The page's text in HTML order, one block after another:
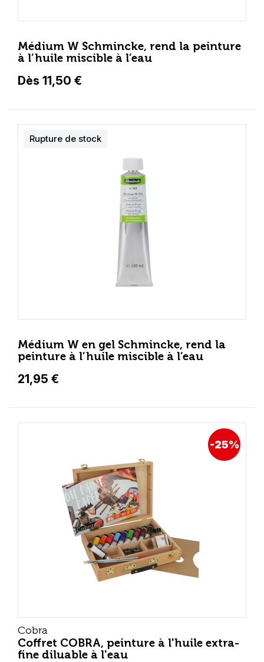
Médium W Schmincke, rend la peinture
à l’huile miscible à l’eau
Dès 11,50 €
Médium W en gel Schmincke, rend la
peinture à l’huile miscible à l’eau
21,95 €
Rupture de stock
Cobra
Coffret COBRA, peinture à l'huile extra-
fine diluable à l'eau
-25%